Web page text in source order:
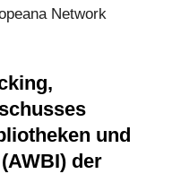
Network
und
der